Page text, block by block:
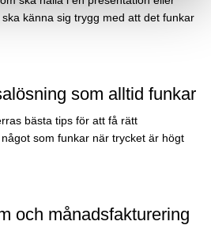
känna sig trygg med att det funkar
som alltid funkar
bästa tips för att få rätt
som funkar när trycket är högt
och månadsfakturering